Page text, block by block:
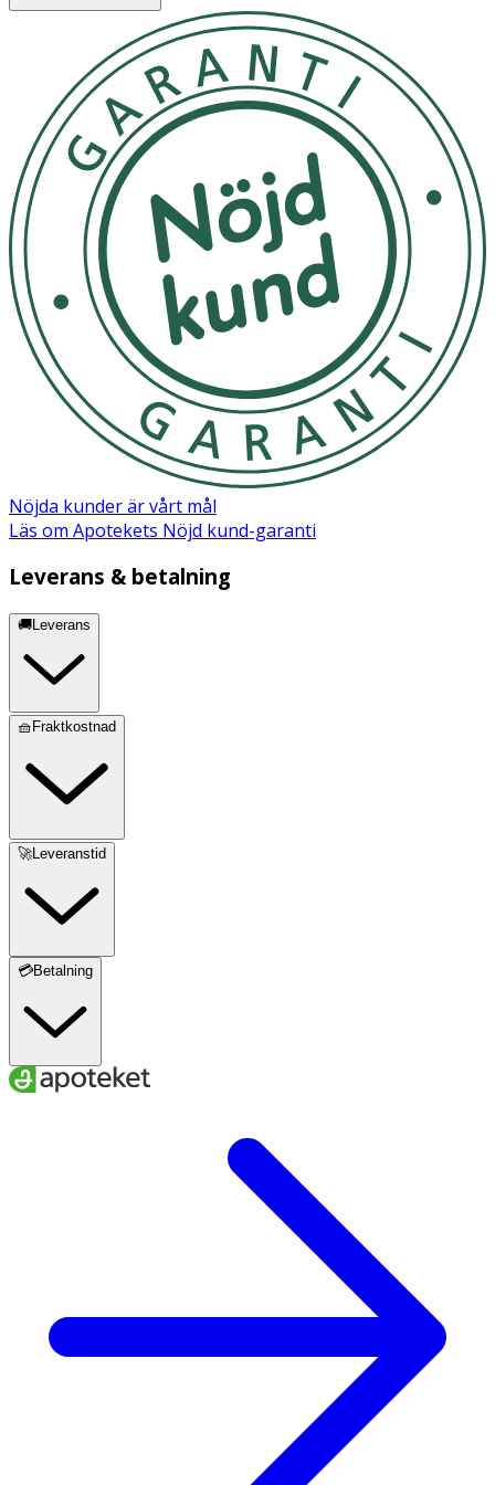
Nöjda kunder är vårt mål
Läs om Apotekets Nöjd kund-garanti
Leverans & betalning
🚚Leverans
🧺Fraktkostnad
🚀Leveranstid
💳Betalning